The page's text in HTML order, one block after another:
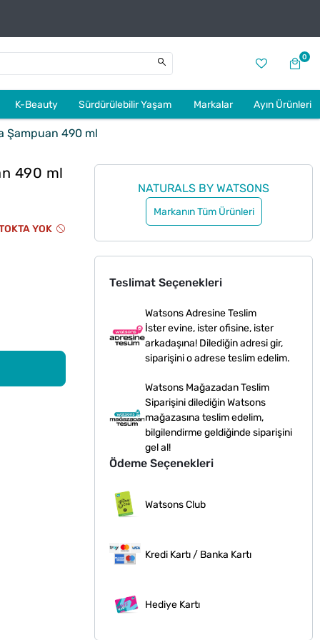
0
K-Beauty Sürdürülebilir Yaşam Markalar Ayın Ürünleri
Şampuan 490 ml
490 ml
YOK
NATURALS BY WATSONS
Markanın Tüm Ürünleri
Teslimat Seçenekleri
Watsons Adresine Teslim
İster evine, ister ofisine, ister
arkadaşına! Dilediğin adresi gir,
siparişini o adrese teslim edelim.
Watsons Mağazadan Teslim
Siparişini dilediğin Watsons
mağazasına teslim edelim,
bilgilendirme geldiğinde siparişini
gel al!
Ödeme Seçenekleri
Watsons Club
Kredi Kartı / Banka Kartı
Hediye Kartı